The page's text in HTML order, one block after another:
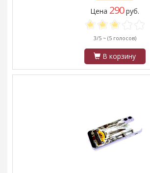
Цена 290руб.
3/5 ~ (5 голосов)
В корзину